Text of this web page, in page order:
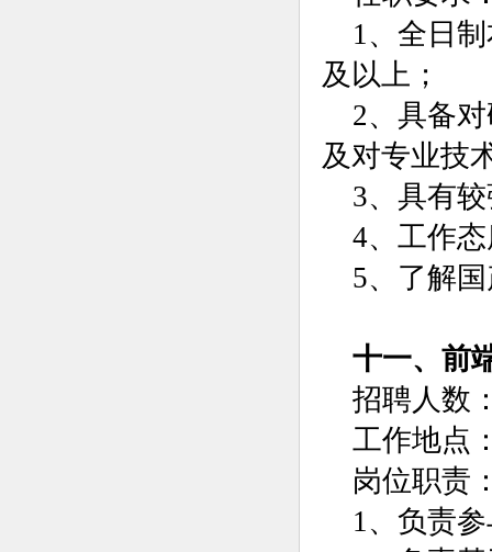
1、全日
及以上；
2、具备
及对专业技
3、具有
4、工作
5、了解
十一、前
招聘人数
工作地点
岗位职责
1、负责